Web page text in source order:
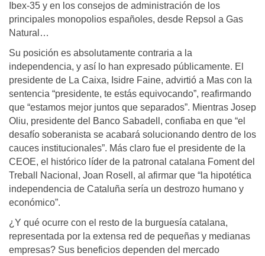
Ibex-35 y en los consejos de administración de los
principales monopolios españoles, desde Repsol a Gas
Natural…
Su posición es absolutamente contraria a la
independencia, y así lo han expresado públicamente. El
presidente de La Caixa, Isidre Faine, advirtió a Mas con la
sentencia “presidente, te estás equivocando”, reafirmando
que “estamos mejor juntos que separados”. Mientras Josep
Oliu, presidente del Banco Sabadell, confiaba en que “el
desafío soberanista se acabará solucionando dentro de los
cauces institucionales”. Más claro fue el presidente de la
CEOE, el histórico líder de la patronal catalana Foment del
Treball Nacional, Joan Rosell, al afirmar que “la hipotética
independencia de Cataluña sería un destrozo humano y
económico”.
¿Y qué ocurre con el resto de la burguesía catalana,
representada por la extensa red de pequeñas y medianas
empresas? Sus beneficios dependen del mercado